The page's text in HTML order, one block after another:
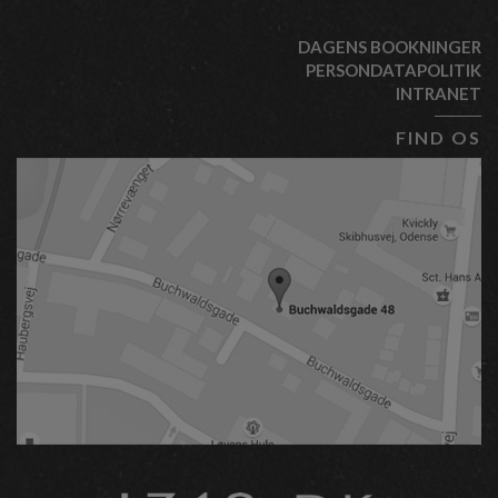
DAGENS BOOKNINGER
PERSONDATAPOLITIK
INTRANET
FIND OS